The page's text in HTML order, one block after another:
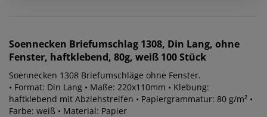
Soennecken Briefumschlag 1308, Din Lang, ohne
Fenster, haftklebend, 80g, weiß 100 Stück
Soennecken 1308 Briefumschläge ohne Fenster.
• Format: Din Lang • Maße: 220x110mm • Klebung:
haftklebend mit Abziehstreifen • Papiergrammatur: 80 g/m² •
Farbe: weiß • Material: Papier